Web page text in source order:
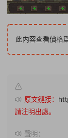
此内容查看價格
原文鏈接：
請注明出處。
聲明：